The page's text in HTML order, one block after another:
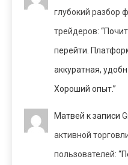
глубокий разбор
трейдеров: “
перейти.
аккуратная,
Хороший опыт.”
Матвей к записи
активной
пользователей: “